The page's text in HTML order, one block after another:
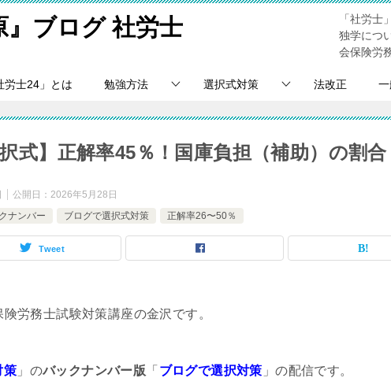
』ブログ 社労士
「社労士
独学につ
会保険労
労士24」とは 勉強方法 選択式対策 法改正
択式】正解率45％！国庫負担（補助）の割合
公開日： 2026年5月28日
ナンバー
ブログで選択式対策 正解率26〜50％
Tweet
労務士試験対策講座の金沢です。
策 」のバックナンバー版 「 ブログで選択対策 」の配信です。